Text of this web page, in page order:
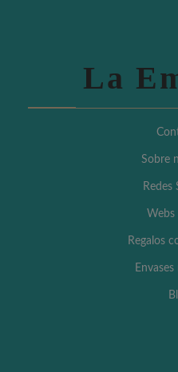
La
Sobre
Redes
Webs
Regalos